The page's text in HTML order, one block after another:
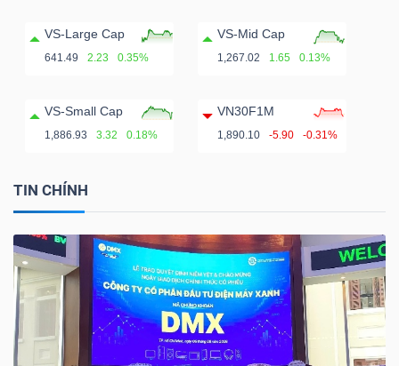
VS-Large Cap
641.49 2.23 0.35%
VS-Mid Cap
1,267.02 1.65 0.13%
VS-Small Cap
1,886.93 3.32 0.18%
VN30F1M
1,890.10 -5.90 -0.31%
TIN CHÍNH